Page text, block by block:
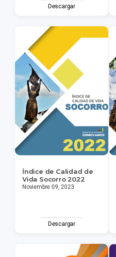
Descargar
Índice de Calidad de
Vida Socorro 2022
Noviembre 09, 2023
Descargar